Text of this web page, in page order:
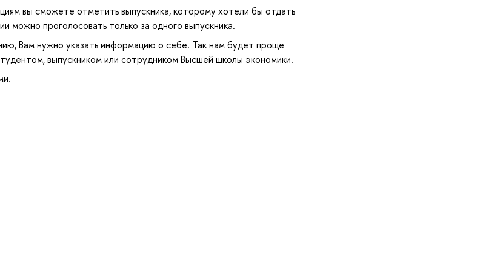
вы сможете отметить выпускника, которому хотели бы отдать
можно проголосовать только за одного выпускника.
Вам нужно указать информацию о себе. Так нам будет проще
выпускником или сотрудником Высшей школы экономики.